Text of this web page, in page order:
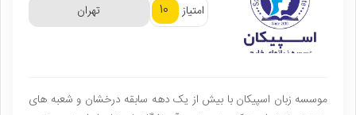
امتیاز 10 تهران
موسسه زبان اسپیکان با بیش از یک دهه سابقه درخشان و شعبه های